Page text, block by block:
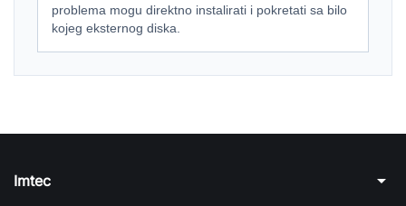
problema mogu direktno instalirati i pokretati sa bilo
kojeg eksternog diska.
Imtec
arrow_drop_down